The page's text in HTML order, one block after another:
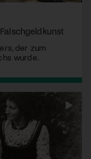
der zum
wurde.